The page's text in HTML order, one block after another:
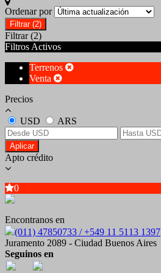
Ordenar por
Filtrar (2)
Filtrar (2)
Filtros Activos
Terrenos
Venta
Precios
USD ARS
Aplicar
Apto crédito
0
Encontranos en
(011) 47850733 / +549 11 5113 1397
Juramento 2089 - Ciudad Buenos Aires
Seguinos en